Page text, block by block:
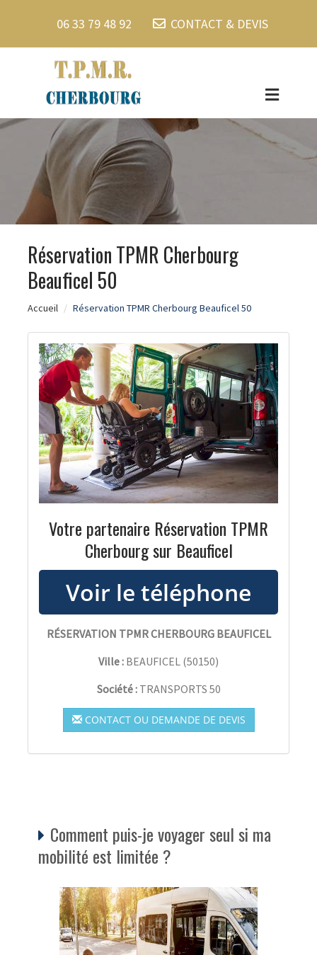
06 33 79 48 92 CONTACT & DEVIS
Réservation TPMR Cherbourg
Beauficel 50
Accueil Réservation TPMR Cherbourg Beauficel 50
Votre partenaire Réservation TPMR
Cherbourg sur Beauficel
RÉSERVATION TPMR CHERBOURG BEAUFICEL
Ville : BEAUFICEL (50150)
Société : TRANSPORTS 50
CONTACT OU DEMANDE DE DEVIS
Comment puis-je voyager seul si ma
mobilité est limitée ?